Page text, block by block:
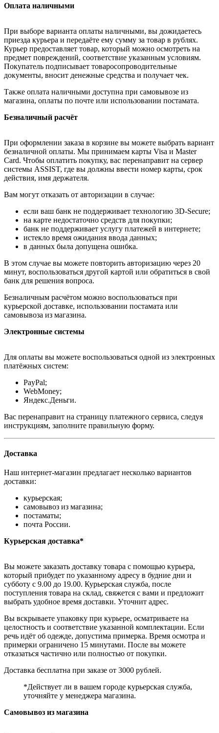
Оплата наличными
При выборе варианта оплаты наличными, вы дожидаетесь
приезда курьера и передаёте ему сумму за товар в рублях.
Курьер предоставляет товар, который можно осмотреть на
предмет повреждений, соответствие указанным условиям.
Покупатель подписывает товаросопроводительные
документы, вносит денежные средства и получает чек.
Также оплата наличными доступна при самовывозе из
магазина, оплаты по почте или использовании постамата.
Безналичный расчёт
При оформлении заказа в корзине вы можете выбрать вариант
безналичной оплаты. Мы принимаем карты Visa и Master
Card. Чтобы оплатить покупку, вас перенаправит на сервер
системы ASSIST, где вы должны ввести номер карты, срок
действия, имя держателя.
Вам могут отказать от авторизации в случае:
если ваш банк не поддерживает технологию 3D-Secure;
на карте недостаточно средств для покупки;
банк не поддерживает услугу платежей в интернете;
истекло время ожидания ввода данных;
в данных была допущена ошибка.
В этом случае вы можете повторить авторизацию через 20
минут, воспользоваться другой картой или обратиться в свой
банк для решения вопроса.
Безналичным расчётом можно воспользоваться при
курьерской доставке, использовании постамата или
самовывоза из магазина.
Электронные системы
Для оплаты вы можете воспользоваться одной из электронных
платёжных систем:
PayPal;
WebMoney;
Яндекс.Деньги.
Вас перенаправит на страницу платежного сервиса, следуя
инструкциям, заполните правильную форму.
Доставка
Наш интернет-магазин предлагает несколько вариантов
доставки:
курьерская;
самовывоз из магазина;
постаматы;
почта России.
Курьерская доставка*
Вы можете заказать доставку товара с помощью курьера,
который прибудет по указанному адресу в будние дни и
субботу с 9.00 до 19.00. Курьерская служба, после
поступления товара на склад, свяжется с вами и предложит
выбрать удобное время доставки. Уточнит адрес.
Вы вскрываете упаковку при курьере, осматриваете на
целостность и соответствие указанной комплектации. Если
речь идёт об одежде, допустима примерка. Время осмотра и
примерки ограничено 15 минутами. После вы можете
отказаться частично или полностью от покупки.
Доставка бесплатна при заказе от 3000 рублей.
*Действует ли в вашем городе курьерская служба,
уточняйте у менеджера магазина.
Самовывоз из магазина